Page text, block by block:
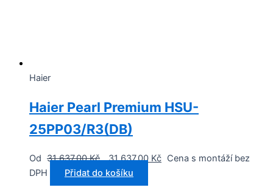
Haier
Haier Pearl Premium HSU-
25PP03/R3(DB)
Od 31 637,00Kč 31 637,00 Kč Cena s montáží bez
DPH
Přidat do košíku